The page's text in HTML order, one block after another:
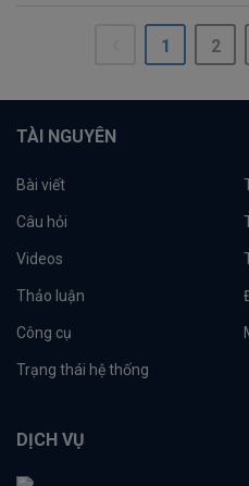
1 2
TÀI NGUYÊN
Bài viết
Câu hỏi
Videos
Thảo luận
Công cụ
Trạng thái hệ thống
DỊCH VỤ